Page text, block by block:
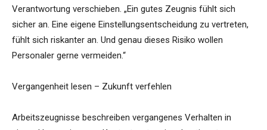
Verantwortung verschieben. „Ein gutes Zeugnis fühlt sich
sicher an. Eine eigene Einstellungsentscheidung zu vertreten,
fühlt sich riskanter an. Und genau dieses Risiko wollen
Personaler gerne vermeiden.“
Vergangenheit lesen – Zukunft verfehlen
Arbeitszeugnisse beschreiben vergangenes Verhalten in